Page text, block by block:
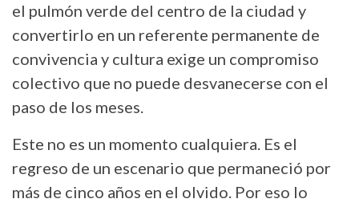
el pulmón verde del centro de la ciudad y
convertirlo en un referente permanente de
convivencia y cultura exige un compromiso
colectivo que no puede desvanecerse con el
paso de los meses.
Este no es un momento cualquiera. Es el
regreso de un escenario que permaneció por
más de cinco años en el olvido. Por eso lo